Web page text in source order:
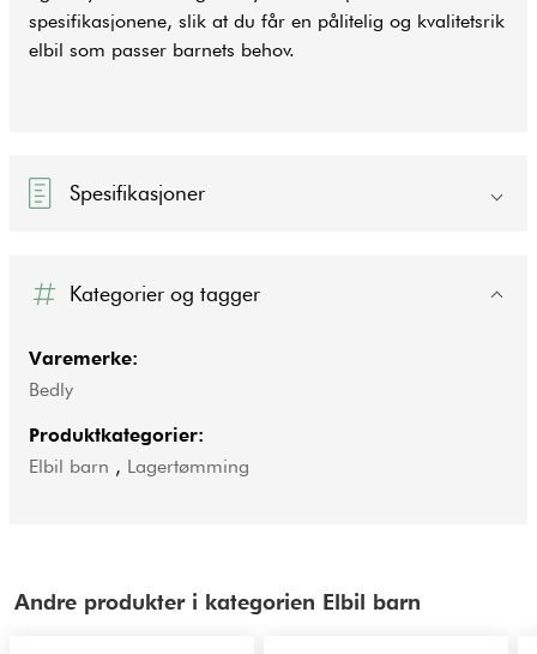
spesifikasjonene, slik at du får en pålitelig og kvalitetsrik
elbil som passer barnets behov.
Spesifikasjoner
Kategorier og tagger
Varemerke:
Bedly
Produktkategorier:
Elbil barn , Lagertømming
Andre produkter i kategorien Elbil barn